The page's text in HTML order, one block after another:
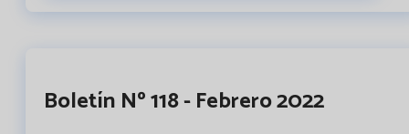
Boletín Nº 118 - Febrero 2022